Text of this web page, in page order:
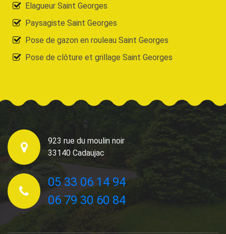
Elagueur Saint Georges
Paysagiste Saint Georges
Pose de gazon en rouleau Saint Georges
Pose de clôture et grillage Saint Georges
923 rue du moulin noir
33140 Cadaujac
05 33 06 14 94
06 79 30 60 84